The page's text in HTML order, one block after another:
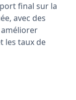
final sur la
avec des
les taux de